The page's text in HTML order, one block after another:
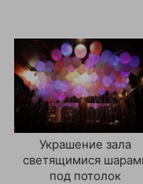
Украшение зала
светящимися
под потолок